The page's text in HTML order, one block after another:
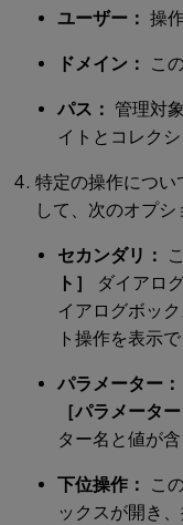
ユーザー： 操
ドメイン： こ
パス： 管理対
イトとコレクシ
特定の操作につい
して、次のオプシ
セカンダリ：
ト］
ダイアロ
イアログボッ
ト操作を表示で
パラメーター：
［パラメーター
ター名と値が含
下位操作： こ
ックスが開き